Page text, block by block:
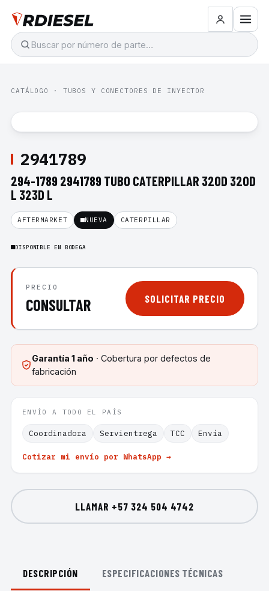
CATÁLOGO · TUBOS Y CONECTORES DE INYECTOR
2941789
294-1789 2941789 TUBO CATERPILLAR 320D 320D
L 323D L
AFTERMARKET NUEVA CATERPILLAR
DISPONIBLE EN BODEGA
PRECIO
CONSULTAR SOLICITAR PRECIO
Garantía 1 año · Cobertura por defectos de
fabricación
ENVÍO A TODO EL PAÍS
Coordinadora Servientrega TCC Envía
Cotizar mi envío por WhatsApp →
LLAMAR +57 324 504 4742
DESCRIPCIÓN ESPECIFICACIONES TÉCNICAS